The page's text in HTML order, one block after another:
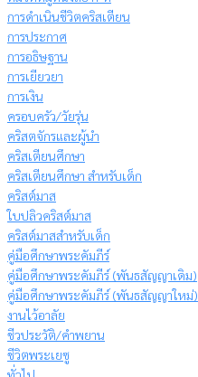
การดำเนินชีวิตคริสเตียน
การประกาศ
การอธิษฐาน
การเยียวยา
การเงิน
ครอบครัว/วัยรุ่น
คริสตจักรและผู้นำ
คริสเตียนศึกษา
คริสเตียนศึกษา สำหรับเด็ก
คริสต์มาส
ใบปลิวคริสต์มาส
คริสต์มาสสำหรับเด็ก
คู่มือศึกษาพระคัมภีร์
คู่มือศึกษาพระคัมภีร์ (พันธสัญญาเดิม)
คู่มือศึกษาพระคัมภีร์ (พันธสัญญาใหม่)
งานไว้อาลัย
ชีวประวัติ/คำพยาน
ชีวิตพระเยซู